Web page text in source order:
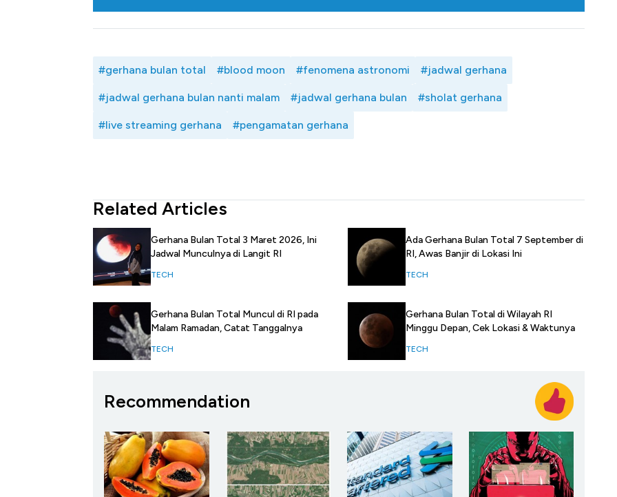
#gerhana bulan total #blood moon #fenomena astronomi #jadwal gerhana
#jadwal gerhana bulan nanti malam #jadwal gerhana bulan #sholat gerhana
#live streaming gerhana #pengamatan gerhana
Related Articles
Gerhana Bulan Total 3 Maret 2026, Ini
Jadwal Munculnya di Langit RI
TECH
Gerhana Bulan Total Muncul di RI pada
Malam Ramadan, Catat Tanggalnya
TECH
Ada Gerhana Bulan Total 7 September di
RI, Awas Banjir di Lokasi Ini
TECH
Gerhana Bulan Total di Wilayah RI
Minggu Depan, Cek Lokasi & Waktunya
TECH
Recommendation